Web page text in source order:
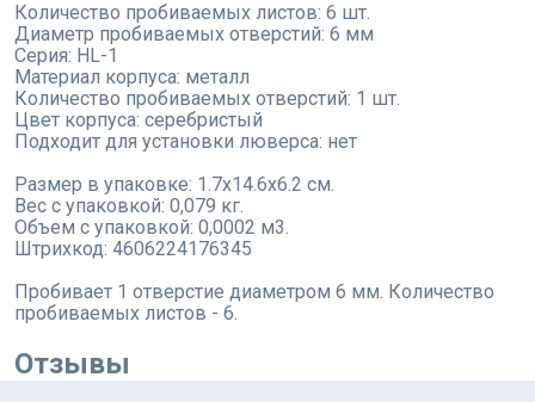
Количество пробиваемых листов: 6 шт.
Диаметр пробиваемых отверстий: 6 мм
Серия: HL-1
Материал корпуса: металл
Количество пробиваемых отверстий: 1 шт.
Цвет корпуса: серебристый
Подходит для установки люверса: нет
Размер в упаковке: 1.7x14.6x6.2 см.
Вес с упаковкой: 0,079 кг.
Объем с упаковкой: 0,0002 м3.
Штрихкод: 4606224176345
Пробивает 1 отверстие диаметром 6 мм. Количество
пробиваемых листов - 6.
Отзывы